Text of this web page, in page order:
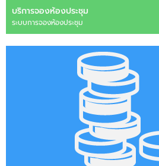
บริการจองห้องประชุม
ระบบการจองห้องประชุม